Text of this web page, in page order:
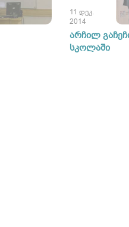
11 დეკ.
2014
არჩილ
სკოლაში